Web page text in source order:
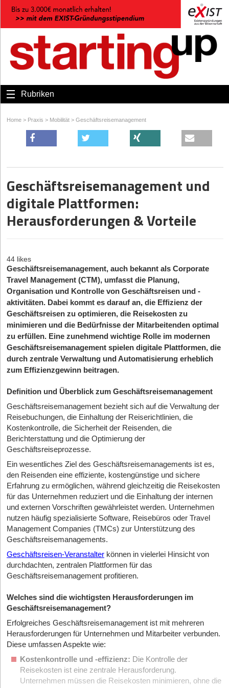
Rubriken
Home > Praxis > Mobilität > Geschäftsreisemanagement
Geschäftsreisemanagement und
digitale Plattformen:
Herausforderungen & Vorteile
44 likes
Geschäftsreisemanagement, auch bekannt als Corporate
Travel Management (CTM), umfasst die Planung,
Organisation und Kontrolle von Geschäftsreisen und -
aktivitäten. Dabei kommt es darauf an, die Effizienz der
Geschäftsreisen zu optimieren, die Reisekosten zu
minimieren und die Bedürfnisse der Mitarbeitenden optimal
zu erfüllen. Eine zunehmend wichtige Rolle im modernen
Geschäftsreisemanagement spielen digitale Plattformen, die
durch zentrale Verwaltung und Automatisierung erheblich
zum Effizienzgewinn beitragen.
Definition und Überblick zum Geschäftsreisemanagement
Geschäftsreisemanagement bezieht sich auf die Verwaltung der
Reisebuchungen, die Einhaltung der Reiserichtlinien, die
Kostenkontrolle, die Sicherheit der Reisenden, die
Berichterstattung und die Optimierung der
Geschäftsreiseprozesse.
Ein wesentliches Ziel des Geschäftsreisemanagements ist es,
den Reisenden eine effiziente, kostengünstige und sichere
Erfahrung zu ermöglichen, während gleichzeitig die Reisekosten
für das Unternehmen reduziert und die Einhaltung der internen
und externen Vorschriften gewährleistet werden. Unternehmen
nutzen häufig spezialisierte Software, Reisebüros oder Travel
Management Companies (TMCs) zur Unterstützung des
Geschäftsreisemanagements.
Geschäftsreisen-Veranstalter können in vielerlei Hinsicht von
durchdachten, zentralen Plattformen für das
Geschäftsreisemanagement profitieren.
Welches sind die wichtigsten Herausforderungen im
Geschäftsreisemanagement?
Erfolgreiches Geschäftsreisemanagement ist mit mehreren
Herausforderungen für Unternehmen und Mitarbeiter verbunden.
Diese umfassen Aspekte wie:
Kostenkontrolle und -effizienz: Die Kontrolle der
Reisekosten ist eine zentrale Herausforderung.
Unternehmen müssen die Reisekosten minimieren, ohne die